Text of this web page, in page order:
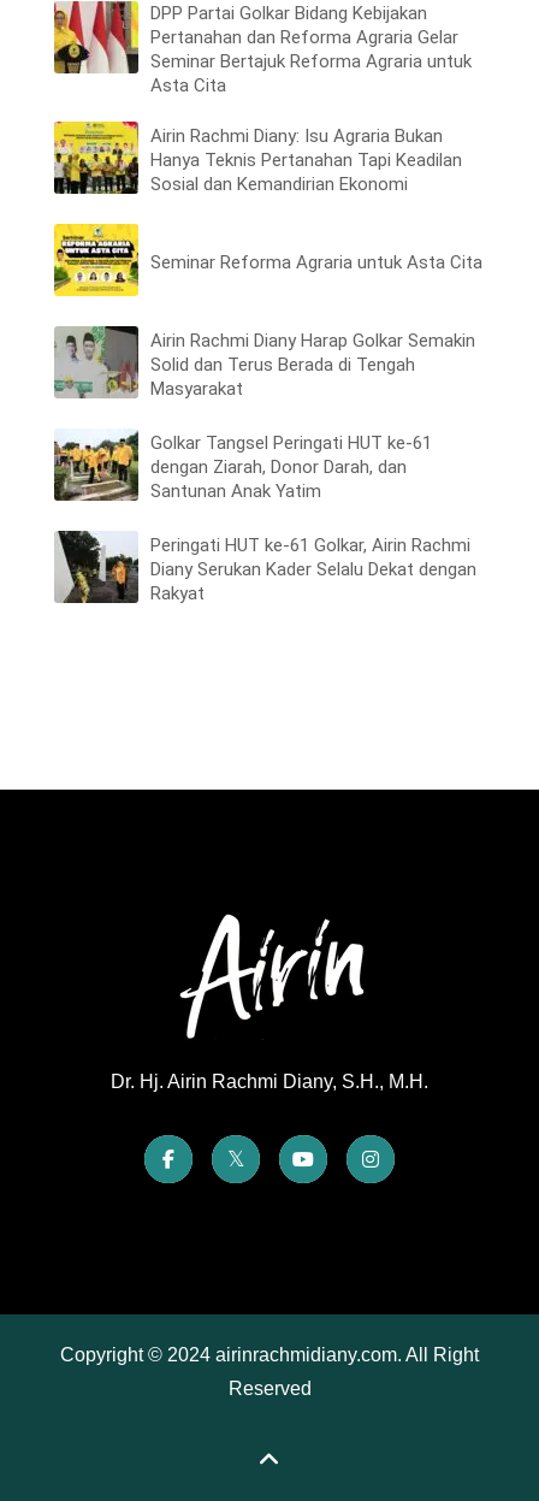
DPP Partai Golkar Bidang Kebijakan
Pertanahan dan Reforma Agraria Gelar
Seminar Bertajuk Reforma Agraria untuk
Asta Cita
Airin Rachmi Diany: Isu Agraria Bukan
Hanya Teknis Pertanahan Tapi Keadilan
Sosial dan Kemandirian Ekonomi
Seminar Reforma Agraria untuk Asta Cita
Airin Rachmi Diany Harap Golkar Semakin
Solid dan Terus Berada di Tengah
Masyarakat
Golkar Tangsel Peringati HUT ke-61
dengan Ziarah, Donor Darah, dan
Santunan Anak Yatim
Peringati HUT ke-61 Golkar, Airin Rachmi
Diany Serukan Kader Selalu Dekat dengan
Rakyat
Dr. Hj. Airin Rachmi Diany, S.H., M.H.
Copyright © 2024 airinrachmidiany.com. All Right
Reserved